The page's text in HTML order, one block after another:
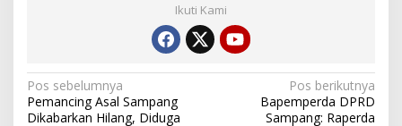
Ikuti Kami
Navigasi
pos
Pos sebelumnya
Pemancing Asal Sampang
Dikabarkan Hilang, Diduga
Pos berikutnya
Bapemperda DPRD
Sampang: Raperda